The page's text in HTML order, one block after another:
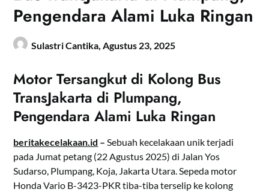
Pengendara Alami Luka Ringan
Sulastri Cantika,Agustus 23, 2025
Motor Tersangkut di Kolong Bus
TransJakarta di Plumpang,
Pengendara Alami Luka Ringan
beritakecelakaan.id – Sebuah kecelakaan unik terjadi
pada Jumat petang (22 Agustus 2025) di Jalan Yos
Sudarso, Plumpang, Koja, Jakarta Utara. Sepeda motor
Honda Vario B-3423-PKR tiba-tiba terselip ke kolong